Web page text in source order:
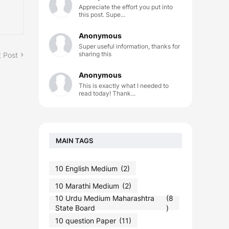
Post
Appreciate the effort you put into
this post. Supe...
Anonymous
Super useful information, thanks for
sharing this
Anonymous
This is exactly what I needed to
read today! Thank...
MAIN TAGS
10 English Medium (2)
10 Marathi Medium (2)
10 Urdu Medium Maharashtra
State Board
(8
)
10 question Paper (11)